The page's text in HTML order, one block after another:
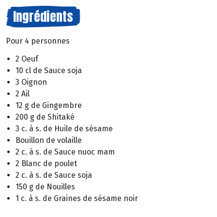
Ingrédients
Pour 4 personnes
2 Oeuf
10 cl de Sauce soja
3 Oignon
2 Ail
12 g de Gingembre
200 g de Shitaké
3 c. à s. de Huile de sésame
Bouillon de volaille
2 c. à s. de Sauce nuoc mam
2 Blanc de poulet
2 c. à s. de Sauce soja
150 g de Nouilles
1 c. à s. de Graines de sésame noir